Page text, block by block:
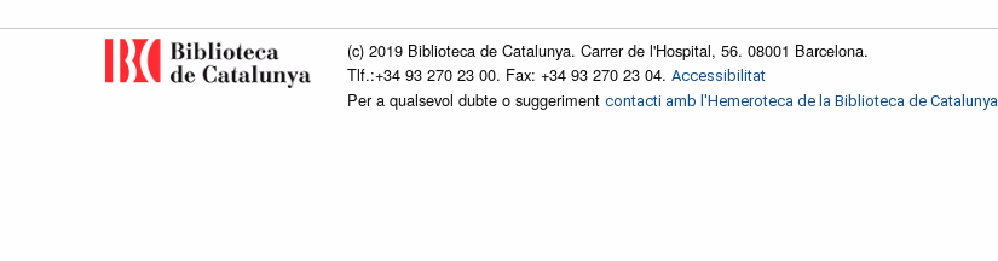
(c) 2019 Biblioteca de Catalunya. Carrer de l'Hospital, 56. 08001 Barcelona.
Tlf.:+34 93 270 23 00. Fax: +34 93 270 23 04. Accessibilitat
Per a qualsevol dubte o suggeriment contacti amb l'Hemeroteca de la Biblioteca de Catalunya